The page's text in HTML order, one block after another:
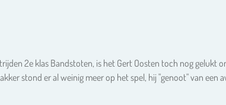
2e klas Bandstoten, is het Gert Oosten toch nog gelukt
stond er al weinig meer op het spel, hij "genoot" van een